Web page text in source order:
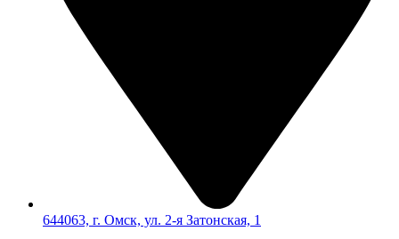
644063, г. Омск, ул. 2-я Затонская, 1